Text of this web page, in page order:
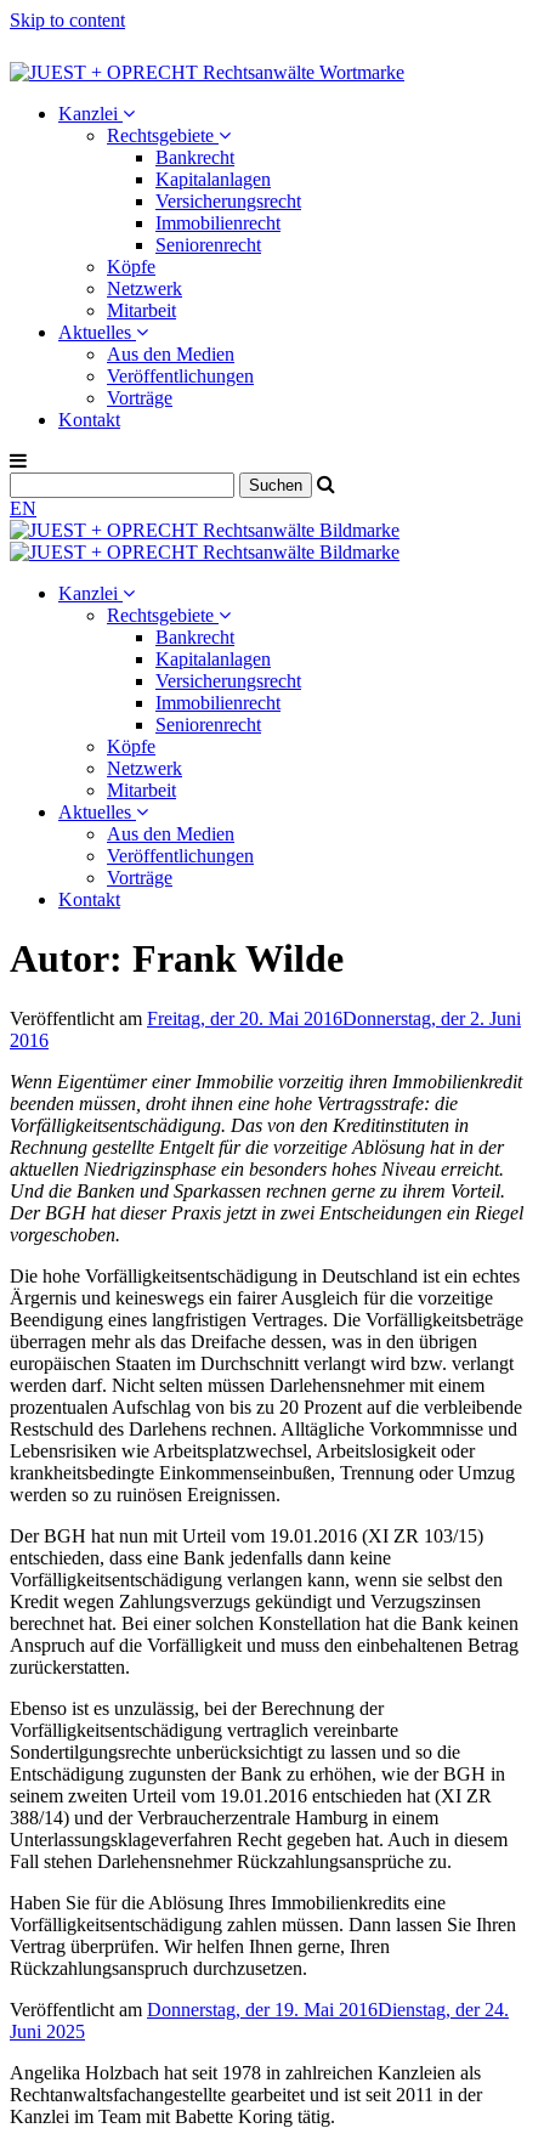
Skip to content
Kanzlei
Rechtsgebiete
Bankrecht
Kapitalanlagen
Versicherungsrecht
Immobilienrecht
Seniorenrecht
Köpfe
Netzwerk
Mitarbeit
Aktuelles
Aus den Medien
Veröffentlichungen
Vorträge
Kontakt
EN
Kanzlei
Rechtsgebiete
Bankrecht
Kapitalanlagen
Versicherungsrecht
Immobilienrecht
Seniorenrecht
Köpfe
Netzwerk
Mitarbeit
Aktuelles
Aus den Medien
Veröffentlichungen
Vorträge
Kontakt
Autor: Frank Wilde
Veröffentlicht am Freitag, der 20. Mai 2016Donnerstag, der 2. Juni
2016
Wenn Eigentümer einer Immobilie vorzeitig ihren Immobilienkredit
beenden müssen, droht ihnen eine hohe Vertragsstrafe: die
Vorfälligkeitsentschädigung. Das von den Kreditinstituten in
Rechnung gestellte Entgelt für die vorzeitige Ablösung hat in der
aktuellen Niedrigzinsphase ein besonders hohes Niveau erreicht.
Und die Banken und Sparkassen rechnen gerne zu ihrem Vorteil.
Der BGH hat dieser Praxis jetzt in zwei Entscheidungen ein Riegel
vorgeschoben.
Die hohe Vorfälligkeitsentschädigung in Deutschland ist ein echtes
Ärgernis und keineswegs ein fairer Ausgleich für die vorzeitige
Beendigung eines langfristigen Vertrages. Die Vorfälligkeitsbeträge
überragen mehr als das Dreifache dessen, was in den übrigen
europäischen Staaten im Durchschnitt verlangt wird bzw. verlangt
werden darf. Nicht selten müssen Darlehensnehmer mit einem
prozentualen Aufschlag von bis zu 20 Prozent auf die verbleibende
Restschuld des Darlehens rechnen. Alltägliche Vorkommnisse und
Lebensrisiken wie Arbeitsplatzwechsel, Arbeitslosigkeit oder
krankheitsbedingte Einkommenseinbußen, Trennung oder Umzug
werden so zu ruinösen Ereignissen.
Der BGH hat nun mit Urteil vom 19.01.2016 (XI ZR 103/15)
entschieden, dass eine Bank jedenfalls dann keine
Vorfälligkeitsentschädigung verlangen kann, wenn sie selbst den
Kredit wegen Zahlungsverzugs gekündigt und Verzugszinsen
berechnet hat. Bei einer solchen Konstellation hat die Bank keinen
Anspruch auf die Vorfälligkeit und muss den einbehaltenen Betrag
zurückerstatten.
Ebenso ist es unzulässig, bei der Berechnung der
Vorfälligkeitsentschädigung vertraglich vereinbarte
Sondertilgungsrechte unberücksichtigt zu lassen und so die
Entschädigung zugunsten der Bank zu erhöhen, wie der BGH in
seinem zweiten Urteil vom 19.01.2016 entschieden hat (XI ZR
388/14) und der Verbraucherzentrale Hamburg in einem
Unterlassungsklageverfahren Recht gegeben hat. Auch in diesem
Fall stehen Darlehensnehmer Rückzahlungsansprüche zu.
Haben Sie für die Ablösung Ihres Immobilienkredits eine
Vorfälligkeitsentschädigung zahlen müssen. Dann lassen Sie Ihren
Vertrag überprüfen. Wir helfen Ihnen gerne, Ihren
Rückzahlungsanspruch durchzusetzen.
Veröffentlicht am Donnerstag, der 19. Mai 2016Dienstag, der 24.
Juni 2025
Angelika Holzbach hat seit 1978 in zahlreichen Kanzleien als
Rechtanwaltsfachangestellte gearbeitet und ist seit 2011 in der
Kanzlei im Team mit Babette Koring tätig.